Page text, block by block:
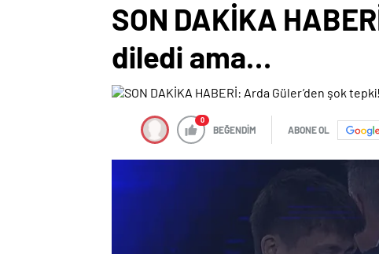
SON DAKİKA
diledi ama…
0
BEĞENDİM ABONE OL